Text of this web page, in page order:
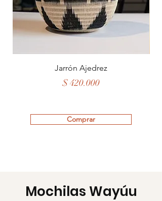
Jarrón Ajedrez
Precio
$ 420.000
Comprar
Mochilas Wayúu